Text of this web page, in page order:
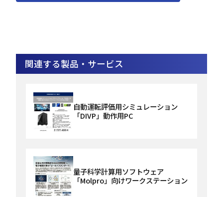
関連する製品・サービス
自動運転評価用シミュレーション
「DIVP」動作用PC
量子科学計算用ソフトウェア
「Molpro」向けワークステーション